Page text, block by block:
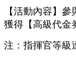
【活動內容】參
獲得【高級代金
注：指揮官等級